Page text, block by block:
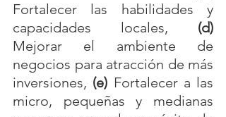
Fortalecer las habilidades y
capacidades locales, (d)
Mejorar el ambiente de
negocios para atracción de más
inversiones, (e) Fortalecer a las
micro, pequeñas y medianas